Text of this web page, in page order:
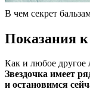
В чем секрет
Показания
Как и любое другое
Звездочка имеет
и остановимся